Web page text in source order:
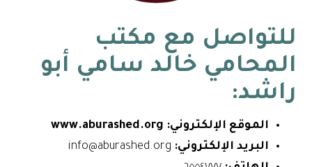
للتواصل مع مكتب
المحامي خالد سامي أبو
راشد:
الموقع الإلكتروني: www.aburashed.org
البريد الإلكتروني: